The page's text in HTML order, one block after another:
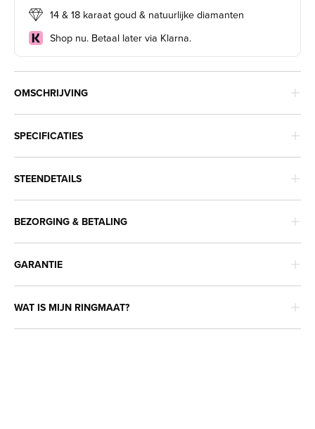
14 & 18 karaat goud & natuurlijke diamanten
Shop nu. Betaal later via Klarna.
OMSCHRIJVING
SPECIFICATIES
STEENDETAILS
BEZORGING & BETALING
GARANTIE
WAT IS MIJN RINGMAAT?